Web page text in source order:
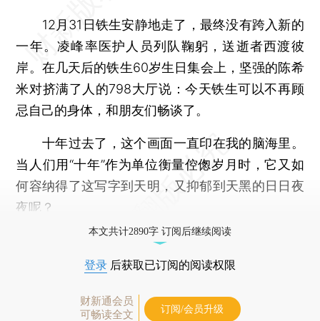
12月31日铁生安静地走了，最终没有跨入新的
一年。凌峰率医护人员列队鞠躬，送逝者西渡彼
岸。在几天后的铁生60岁生日集会上，坚强的陈希
米对挤满了人的798大厅说：今天铁生可以不再顾
忌自己的身体，和朋友们畅谈了。
十年过去了，这个画面一直印在我的脑海里。
当人们用“十年”作为单位衡量倥偬岁月时，它又如
何容纳得了这写字到天明，又抑郁到天黑的日日夜
夜呢？
本文共计2890字 订阅后继续阅读
登录 后获取已订阅的阅读权限
财新通会员
可畅读全文
订阅/会员升级